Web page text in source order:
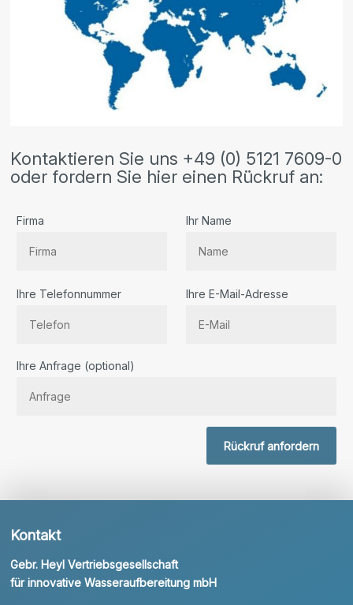
Kontaktieren Sie uns +49 (0) 5121 7609-0
oder fordern Sie hier einen Rückruf an:
Firma Ihr Name
Ihre Telefonnummer Ihre E-Mail-Adresse
Ihre Anfrage (optional)
Rückruf anfordern
Kontakt
Gebr. Heyl Vertriebsgesellschaft
für innovative Wasseraufbereitung mbH